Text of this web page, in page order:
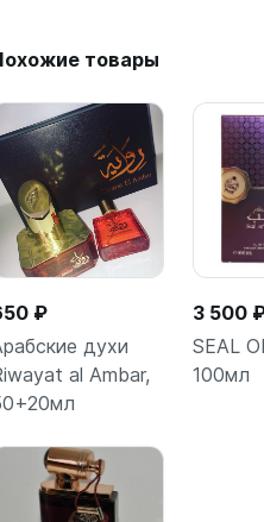
товары
Подробнее
₽
духи
al Ambar,
3 500
SEAL
100мл